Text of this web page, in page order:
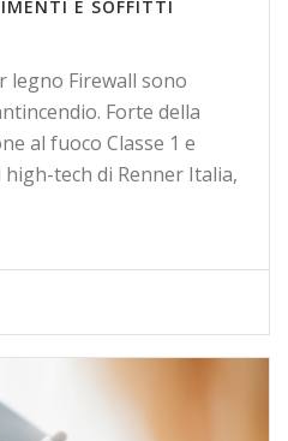
E SOFFITTI
legno Firewall sono
Forte della
al fuoco Classe 1 e
tech di Renner Italia,